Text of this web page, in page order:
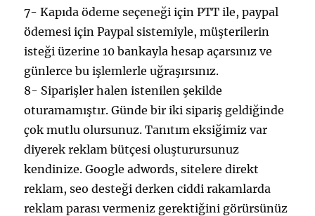
7- Kapıda ödeme seçeneği için PTT ile, paypal
ödemesi için Paypal sistemiyle, müşterilerin
isteği üzerine 10 bankayla hesap açarsınız ve
günlerce bu işlemlerle uğraşırsınız.
8- Siparişler halen istenilen şekilde
oturamamıştır. Günde bir iki sipariş geldiğinde
çok mutlu olursunuz. Tanıtım eksiğimiz var
diyerek reklam bütçesi oluşturursunuz
kendinize. Google adwords, sitelere direkt
reklam, seo desteği derken ciddi rakamlarda
reklam parası vermeniz gerektiğini görürsünüz